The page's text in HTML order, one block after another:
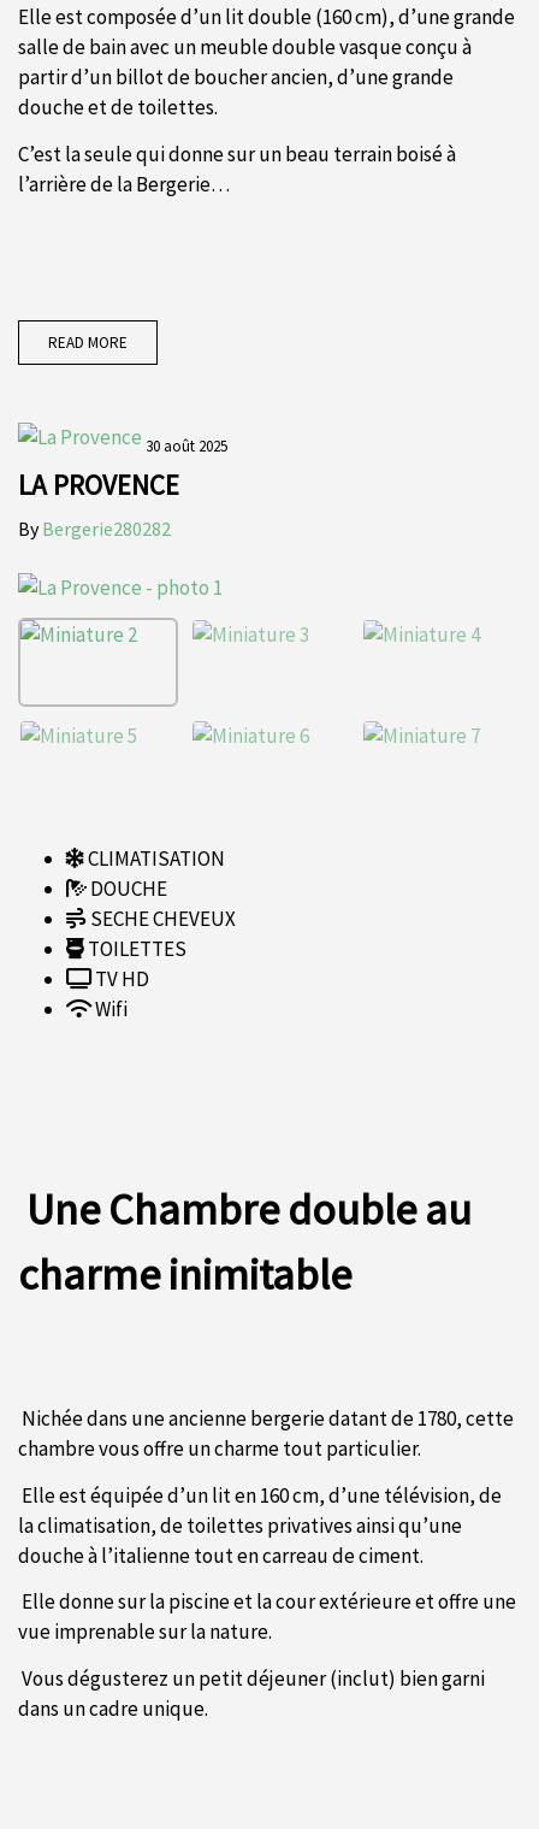
Elle est composée d’un lit double (160 cm), d’une grande
salle de bain avec un meuble double vasque conçu à
partir d’un billot de boucher ancien, d’une grande
douche et de toilettes.
C’est la seule qui donne sur un beau terrain boisé à
l’arrière de la Bergerie…
READ MORE
30 août 2025
LA PROVENCE
ByBergerie280282
CLIMATISATION
DOUCHE
SECHE CHEVEUX
TOILETTES
TV HD
Wifi
Une Chambre double au
charme inimitable
Nichée dans une ancienne bergerie datant de 1780, cette
chambre vous offre un charme tout particulier.
Elle est équipée d’un lit en 160 cm, d’une télévision, de
la climatisation, de toilettes privatives ainsi qu’une
douche à l’italienne tout en carreau de ciment.
Elle donne sur la piscine et la cour extérieure et offre une
vue imprenable sur la nature.
Vous dégusterez un petit déjeuner (inclut) bien garni
dans un cadre unique.